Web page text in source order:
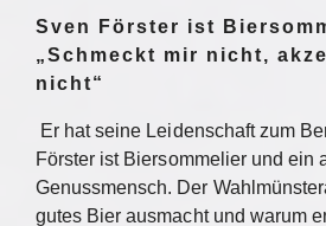
Sven Förster ist
„Schmeckt mir nicht,
nicht“
Er hat seine Leidenschaft zum
Förster ist Biersommelier und ein
Genussmensch. Der
gutes Bier ausmacht und warum